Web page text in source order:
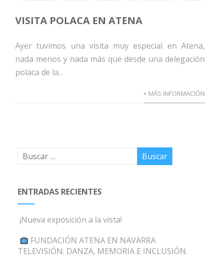
VISITA POLACA EN ATENA
Ayer tuvimos una visita muy especial en Atena,
nada menos y nada más que desde una delegación
polaca de la...
+ MÁS INFORMACIÓN
ENTRADAS RECIENTES
¡Nueva exposición a la vista!
FUNDACIÓN ATENA EN NAVARRA
TELEVISIÓN: DANZA, MEMORIA E INCLUSIÓN.